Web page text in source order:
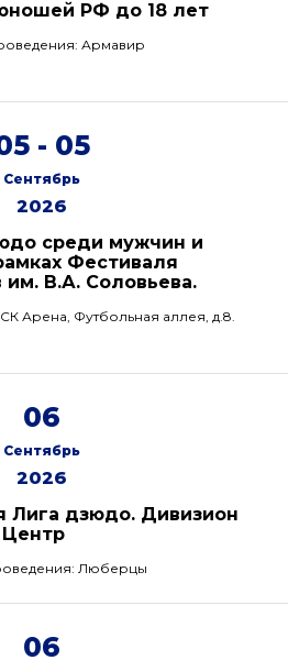
РФ до 18 лет
Армавир
- 05
Сентябрь
2026
среди мужчин и
Фестиваля
им. В.А. Соловьева.
Арена, Футбольная аллея, д.8.
06
Сентябрь
2026
Лига дзюдо. Дивизион
Центр
Люберцы
06